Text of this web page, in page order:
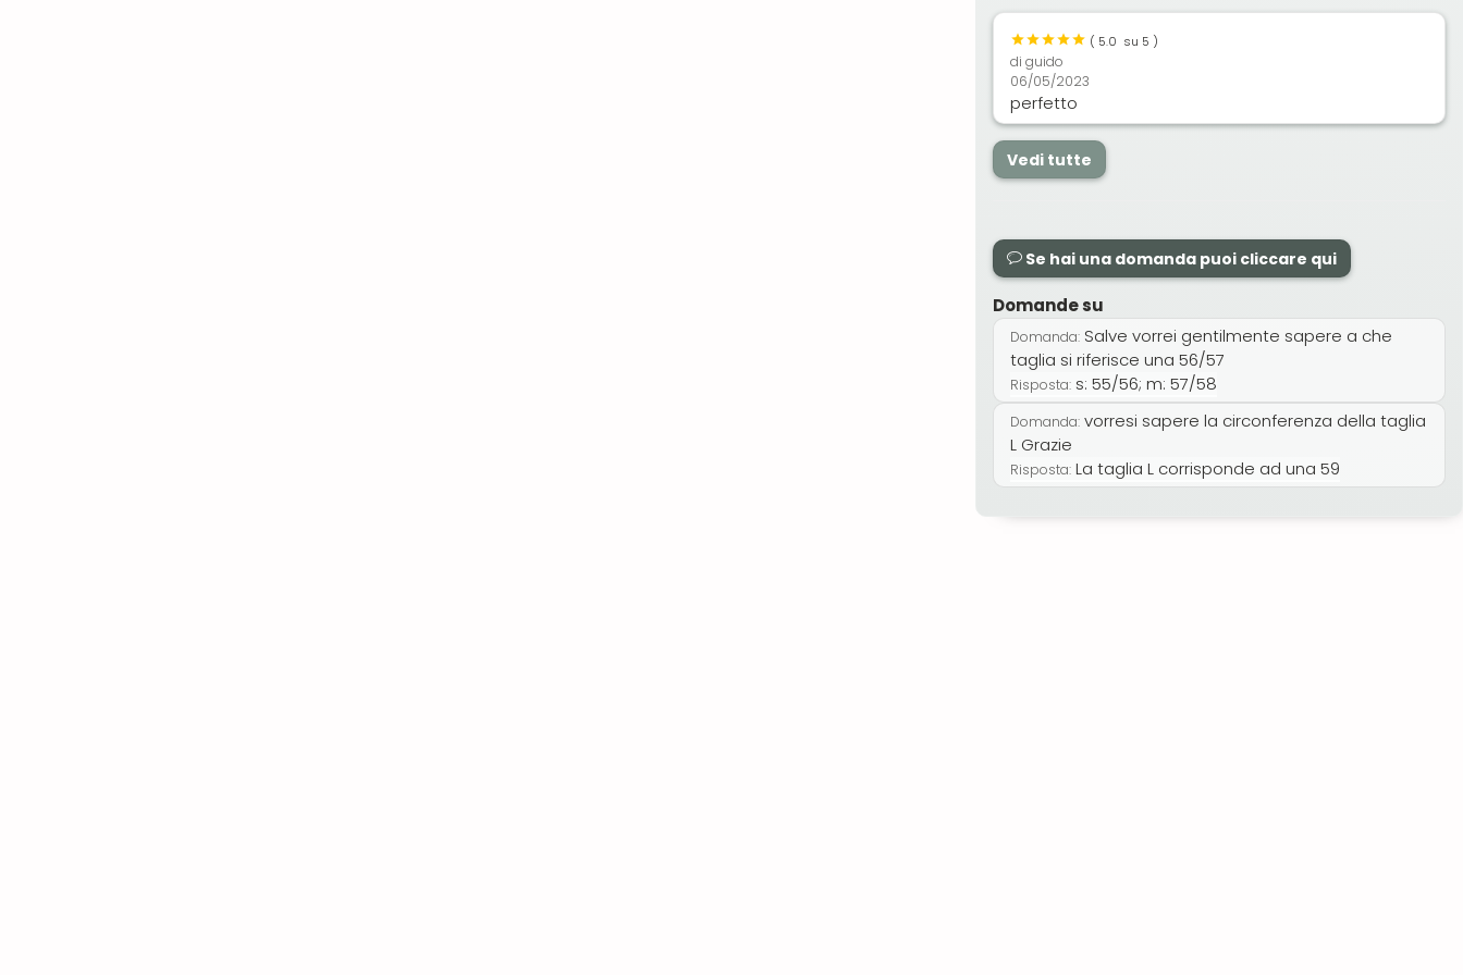
( 5.0 su 5 )
di guido
06/05/2023
perfetto
Vedi tutte
Se hai una domanda puoi cliccare qui
Domande su
Domanda: Salve vorrei gentilmente sapere a che
taglia si riferisce una 56/57
Risposta: s: 55/56; m: 57/58
Domanda: vorresi sapere la circonferenza della taglia
L Grazie
Risposta: La taglia L corrisponde ad una 59